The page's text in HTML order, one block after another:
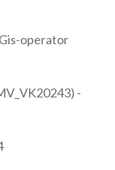
operator
-